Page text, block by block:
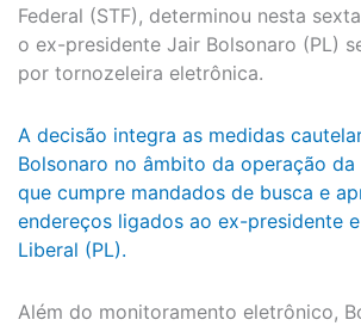
Federal (STF), determinou nesta
o ex-presidente Jair Bolsonaro (PL)
por tornozeleira eletrônica.
A decisão integra as medidas
Bolsonaro no âmbito da operação da
que cumpre mandados de busca e
endereços ligados ao ex-presidente
Liberal (PL).
Além do monitoramento eletrônico,